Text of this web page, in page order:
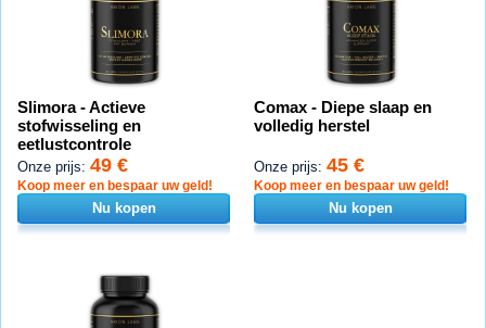
Slimora - Actieve
stofwisseling en
eetlustcontrole
Onze prijs: 49 €
Koop meer en bespaar uw geld!
Nu kopen
Comax - Diepe slaap en
volledig herstel
Onze prijs: 45 €
Koop meer en bespaar uw geld!
Nu kopen